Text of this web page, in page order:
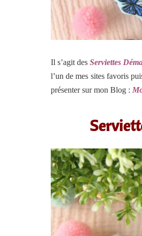
Il s’agit desServiettes
l’un de mes sites favoris
présenter sur mon Blog :